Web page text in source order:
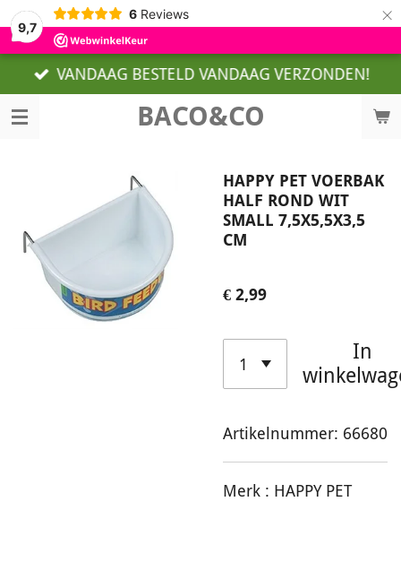
9,7
6 Reviews ×
BACO&CO
VANDAAG BESTELD VANDAAG VERZONDEN!
HAPPY PET VOERBAK
HALF ROND WIT
SMALL 7,5X5,5X3,5
CM
€ 2,99
In
Artikelnummer: 66680
Merk : HAPPY PET